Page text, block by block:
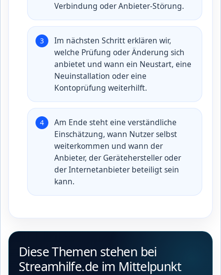
Verbindung oder Anbieter-Störung.
Im nächsten Schritt erklären wir,
welche Prüfung oder Änderung sich
anbietet und wann ein Neustart, eine
Neuinstallation oder eine
Kontoprüfung weiterhilft.
Am Ende steht eine verständliche
Einschätzung, wann Nutzer selbst
weiterkommen und wann der
Anbieter, der Gerätehersteller oder
der Internetanbieter beteiligt sein
kann.
Diese Themen stehen bei
Streamhilfe.de im Mittelpunkt